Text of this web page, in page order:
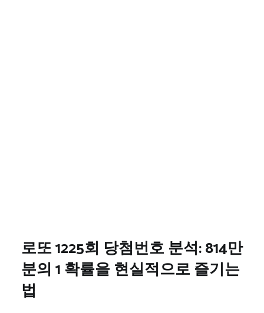
로또 1225회 당첨번호 분석: 814만
분의 1 확률을 현실적으로 즐기는
법